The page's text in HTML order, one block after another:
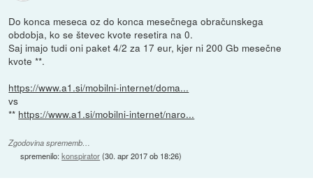
Do konca meseca oz do konca mesečnega obračunskega
obdobja, ko se števec kvote resetira na 0.
Saj imajo tudi oni paket 4/2 za 17 eur, kjer ni 200 Gb mesečne
kvote **.
https://www.a1.si/mobilni-internet/doma...
vs
** https://www.a1.si/mobilni-internet/naro...
Zgodovina sprememb…
spremenilo:konspirator(30. apr 2017 ob 18:26)